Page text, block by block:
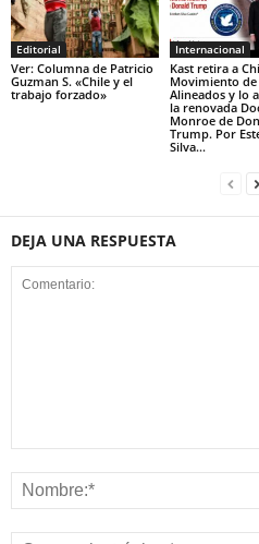
Editorial
Ver: Columna de Patricio
Guzman S. «Chile y el
trabajo forzado»
Internacional
Kast retira a
Movimiento de
Alineados y lo
la renovada
Monroe de
Trump. Por
Silva...
DEJA UNA RESPUESTA